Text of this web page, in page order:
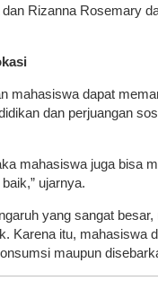
Rizanna Rosemary
mahasiswa dapat
dan perjuangan
mahasiswa juga bisa
ujarnya.
yang sangat
Karena itu, mahasiswa
maupun